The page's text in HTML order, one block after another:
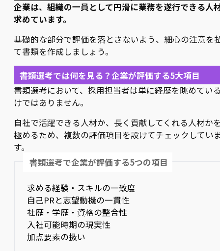
企業は、組織の一員として円滑に業務を遂行できる人
求めています。
基礎的な部分で評価を落とさないよう、細心の注意を
て書類を作成しましょう。
書類選考では何を見る？企業が評価する5大項目
書類選考において、採用担当者は単に経歴を眺めてい
けではありません。
自社で活躍できる人材か、長く貢献してくれる人材か
極めるため、複数の評価項目を設けてチェックしてい
す。
書類選考で企業が評価する5つの項目
求める経験・スキルの一致度
自己PRと志望動機の一貫性
社歴・学歴・資格の整合性
入社可能時期の現実性
加点要素の扱い